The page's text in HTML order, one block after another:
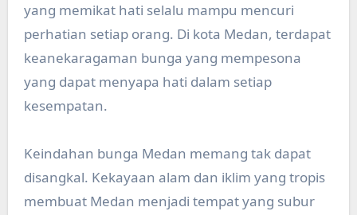
yang memikat hati selalu mampu mencuri
perhatian setiap orang. Di kota Medan, terdapat
keanekaragaman bunga yang mempesona
yang dapat menyapa hati dalam setiap
kesempatan.
Keindahan bunga Medan memang tak dapat
disangkal. Kekayaan alam dan iklim yang tropis
membuat Medan menjadi tempat yang subur